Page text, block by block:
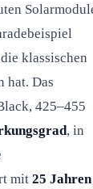
die klassischen
hat. Das
425–455
, in
mit 25 Jahren